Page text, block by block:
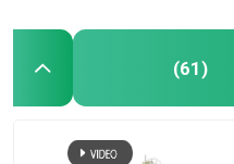
(61)